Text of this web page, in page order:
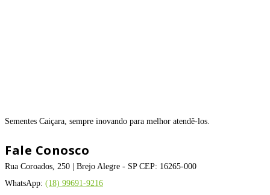
Sementes Caiçara, sempre inovando para melhor atendê-los.
Fale Conosco
Rua Coroados, 250 | Brejo Alegre - SP CEP: 16265-000
WhatsApp: (18) 99691-9216